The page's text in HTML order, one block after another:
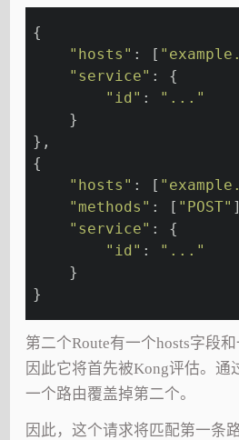
{
"hosts" : [
"service" : {
"id" :
"..."
    }
},
{
"hosts" : [
"methods" : [ "POST"
"service" : {
"id" :
"..."
    }
}
第二个Route有一个hosts字段和
因此它将首先被Kong评估。通
一个路由覆盖掉第二个。
因此，这个请求将匹配第一条路